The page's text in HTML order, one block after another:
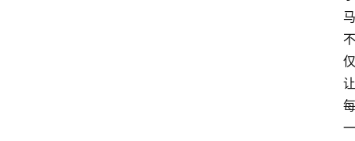
马
不
仅
让
每
一